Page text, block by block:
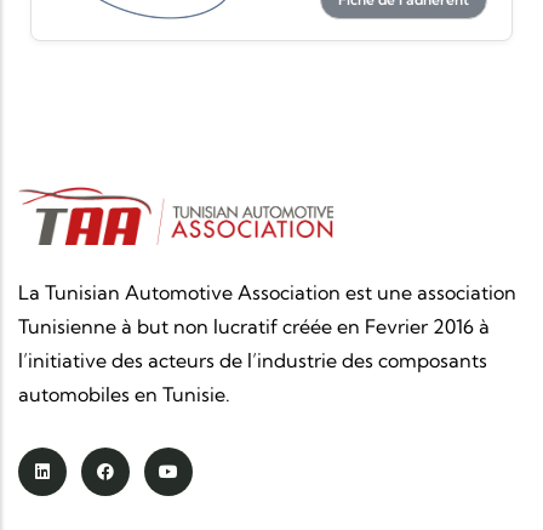
La Tunisian Automotive Association est une association
Tunisienne à but non lucratif créée en Fevrier 2016 à
l’initiative des acteurs de l’industrie des composants
automobiles en Tunisie.